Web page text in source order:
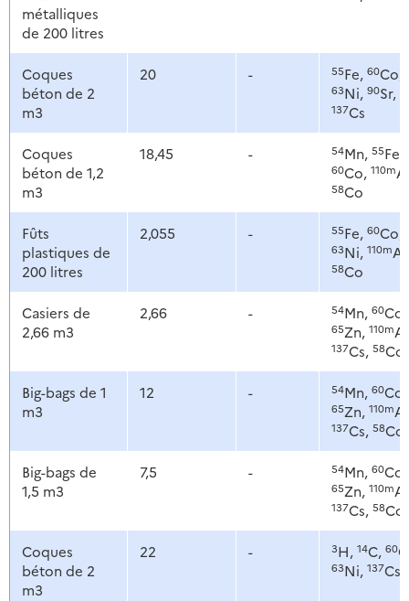
métalliques
de 200 litres
Coques
béton de 2
m3
20 - 55Fe, 60Co,
63Ni, 90Sr,
137Cs
Coques
béton de 1,2
m3
18,45 - 54Mn, 55Fe,
60Co, 110m
58Co
Fûts
plastiques de
200 litres
2,055 - 55Fe, 60Co,
63Ni, 110m
58Co
Casiers de
2,66 m3
2,66 - 54Mn, 60Co,
65Zn, 110m
137Cs, 58Co
Big-bags de 1
m3
12 - 54Mn, 60Co,
65Zn, 110m
137Cs, 58Co
Big-bags de
1,5 m3
7,5 - 54Mn, 60Co,
65Zn, 110m
137Cs, 58Co
Coques
béton de 2
m3
22 - 3H, 14C, 60
63Ni, 137Cs